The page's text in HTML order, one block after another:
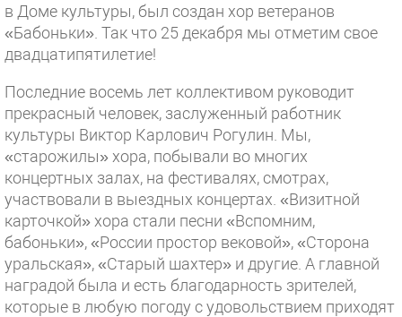
в Доме культуры, был создан хор ветеранов
«Бабоньки». Так что 25 декабря мы отметим свое
двадцатипятилетие!
Последние восемь лет коллективом руководит
прекрасный человек, заслуженный работник
культуры Виктор Карлович Рогулин. Мы,
«старожилы» хора, побывали во многих
концертных залах, на фестивалях, смотрах,
участвовали в выездных концертах. «Визитной
карточкой» хора стали песни «Вспомним,
бабоньки», «России простор вековой», «Сторона
уральская», «Старый шахтер» и другие. А главной
наградой была и есть благодарность зрителей,
которые в любую погоду с удовольствием приходят